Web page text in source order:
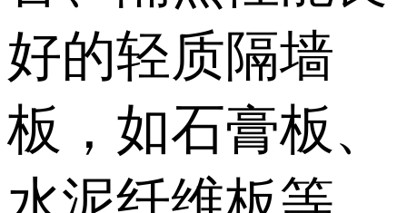
好的轻质隔墙
板，如石膏板、